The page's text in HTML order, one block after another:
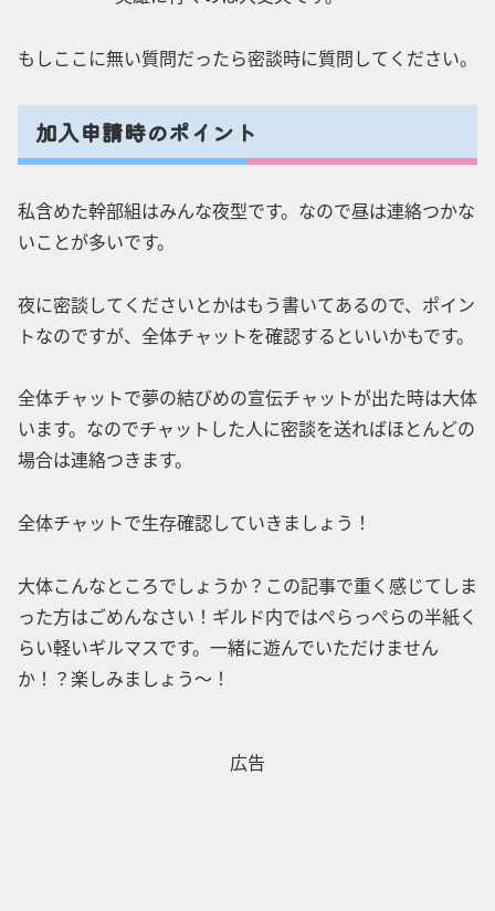
もしここに無い質問だったら密談時に質問してください。
加入申請時のポイント
私含めた幹部組はみんな夜型です。なので昼は連絡つかな
いことが多いです。
夜に密談してくださいとかはもう書いてあるので、ポイン
トなのですが、全体チャットを確認するといいかもです。
全体チャットで夢の結びめの宣伝チャットが出た時は大体
います。なのでチャットした人に密談を送ればほとんどの
場合は連絡つきます。
全体チャットで生存確認していきましょう！
大体こんなところでしょうか？この記事で重く感じてしま
った方はごめんなさい！ギルド内ではぺらっぺらの半紙く
らい軽いギルマスです。一緒に遊んでいただけません
か！？楽しみましょう～！
広告